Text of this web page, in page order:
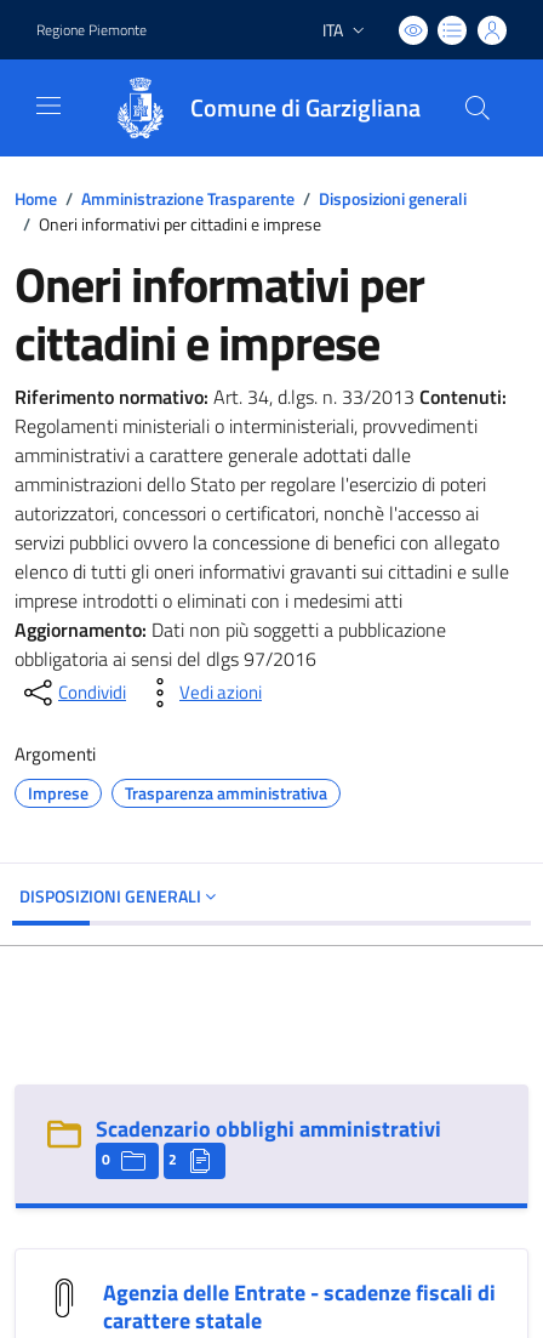
Regione Piemonte Lingua attiva:
ITA
Comune di Garzigliana
Home / Amministrazione Trasparente / Disposizioni generali
/ Oneri informativi per cittadini e imprese
Oneri informativi per
cittadini e imprese
Riferimento normativo: Art. 34, d.lgs. n. 33/2013 Contenuti:
Regolamenti ministeriali o interministeriali, provvedimenti
amministrativi a carattere generale adottati dalle
amministrazioni dello Stato per regolare l'esercizio di poteri
autorizzatori, concessori o certificatori, nonchè l'accesso ai
servizi pubblici ovvero la concessione di benefici con allegato
elenco di tutti gli oneri informativi gravanti sui cittadini e sulle
imprese introdotti o eliminati con i medesimi atti
Aggiornamento: Dati non più soggetti a pubblicazione
obbligatoria ai sensi del dlgs 97/2016
Condividi Vedi azioni
Argomenti
Imprese Trasparenza amministrativa
DISPOSIZIONI GENERALI
Scadenzario obblighi amministrativi
0 2
Agenzia delle Entrate - scadenze fiscali di
carattere statale